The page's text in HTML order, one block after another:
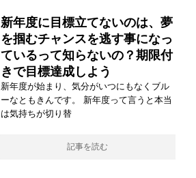
新年度に目標立てないのは、夢
を掴むチャンスを逃す事になっ
ているって知らないの？期限付
きで目標達成しよう
新年度が始まり、気分がいつにもなくブル
ーなともきんです。 新年度って言うと本当
は気持ちが切り替
記事を読む